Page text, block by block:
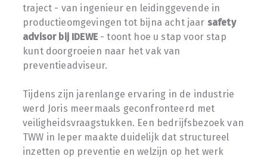
traject - van ingenieur en leidinggevende in
productieomgevingen tot bijna acht jaar safety
advisor bij IDEWE- toont hoe u stap voor stap
kunt doorgroeien naar het vak van
preventieadviseur.
Tijdens zijn jarenlange ervaring in de industrie
werd Joris meermaals geconfronteerd met
veiligheidsvraagstukken. Een bedrijfsbezoek van
TWW in Ieper maakte duidelijk dat structureel
inzetten op preventie en welzijn op het werk